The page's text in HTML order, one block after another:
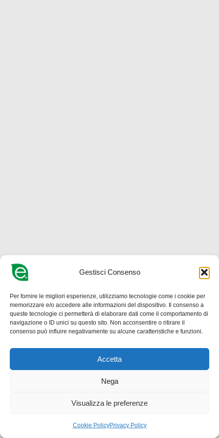
Gestisci Consenso
Per fornire le migliori esperienze, utilizziamo tecnologie come i cookie per
memorizzare e/o accedere alle informazioni del dispositivo. Il consenso a
queste tecnologie ci permetterà di elaborare dati come il comportamento di
navigazione o ID unici su questo sito. Non acconsentire o ritirare il
consenso può influire negativamente su alcune caratteristiche e funzioni.
Accetta
Nega
Visualizza le preferenze
Cookie PolicyPrivacy Policy